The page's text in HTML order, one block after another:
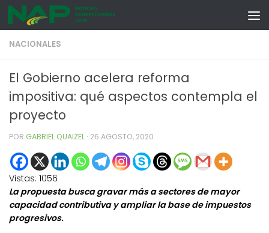
Skip to content
NACIONALES
El Gobierno acelera reforma
impositiva: qué aspectos contempla el
proyecto
POR GABRIEL QUAIZEL · 26 AGOSTO, 2020
Vistas: 1056
La propuesta busca gravar más a sectores de mayor
capacidad contributiva y ampliar la base de impuestos
progresivos.